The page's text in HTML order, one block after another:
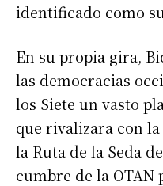
identificado como
En su propia gira,
las democracias
los Siete un vasto
que rivalizara con
la Ruta de la Seda
cumbre de la OTAN